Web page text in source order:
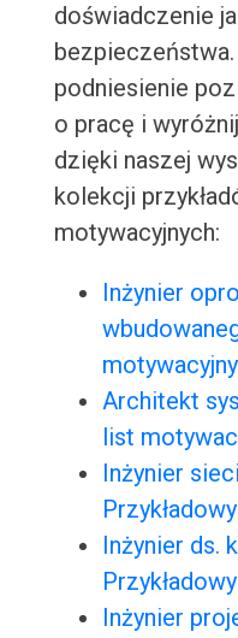
doświadczenie
podniesienie
o pracę i
dzięki naszej
kolekcji
motywacyjnych:
Inżynier
motywacyjny
Architekt
list
Inżynier
Inżynier ds.
Inżynier